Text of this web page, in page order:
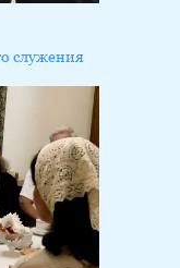
служения